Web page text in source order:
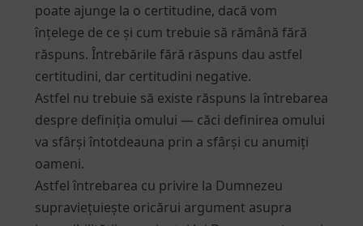
poate ajunge la o certitudine, dacă vom
înțelege de ce și cum trebuie să rămână fără
răspuns. Întrebările fără răspuns dau astfel
certitudini, dar certitudini negative.
Astfel nu trebuie să existe răspuns la întrebarea
despre definiția omului — căci definirea omului
va sfârși întotdeauna prin a sfârși cu anumiți
oameni.
Astfel întrebarea cu privire la Dumnezeu
supraviețuiește oricărui argument asupra